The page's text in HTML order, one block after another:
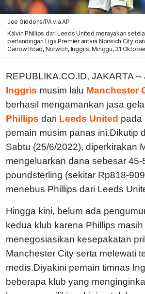
Joe Giddens/PA via AP
Kalvin Phillips dari Leeds United merayakan
pertandingan Liga Premier antara Norwich City
Carrow Road, Norwich, Inggris, Minggu, 31
REPUBLIKA.CO.ID, JAKARTA --
Inggris musim lalu Manchester
berhasil mengamankan jasa
Phillips dari Leeds United pada
pemain musim panas ini.Dikutip
Sabtu (25/6/2022), diperkirakan
mengeluarkan dana sebesar 45-
poundsterling (sekitar Rp818-
menebus Phillips dari Leeds
Hingga kini, belum ada
kedua klub karena Phillips masih
menegosiasikan kesepakatan
Manchester City serta melewati
medis.Diyakini pemain timnas
beberapa klub yang